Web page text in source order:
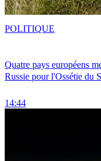
Quatre pays européens
Russie pour l'Ossétie du
14:44
POLITIQUE